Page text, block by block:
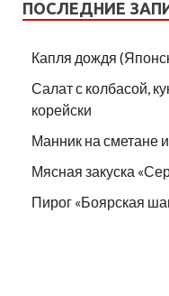
ПОСЛЕДНИЕ
Капля дождя
Салат с колбасой,
корейски
Манник на сметане
Мясная закуска
Пирог «Боярская